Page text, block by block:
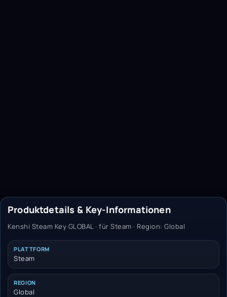
Produktdetails & Key-Informationen
Kenshi Steam Key GLOBAL · für Steam · Region: Global
PLATTFORM
Steam
REGION
Global